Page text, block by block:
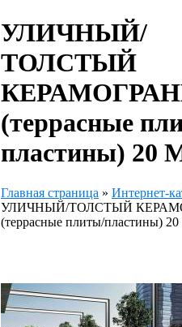
УЛИЧНЫЙ/
ТОЛСТЫЙ
(террасные
пластины) 20
Главная страница » Интернет-
УЛИЧНЫЙ/ТОЛСТЫЙ
(террасные плиты/пластины)